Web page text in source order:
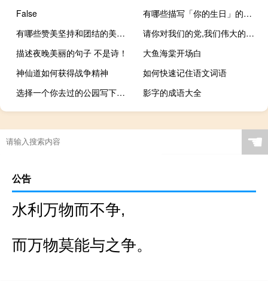
False
有哪些描写「你的生日」的诗句？
有哪些赞美坚持和团结的美句？
请你对我们的党,我们伟大的祖国说一句
描述夜晚美丽的句子 不是诗！
大鱼海棠开场白
神仙道如何获得战争精神
如何快速记住语文词语
选择一个你去过的公园写下来，然后写几句
影字的成语大全
☚
公告
水利万物而不争,
而万物莫能与之争。